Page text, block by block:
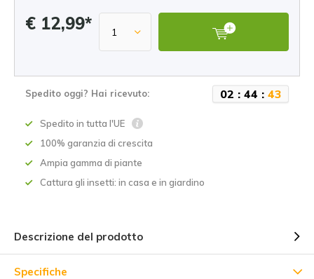
€ 12,99*
Spedito oggi? Hai ricevuto: 02 : 44 : 43
Spedito in tutta l'UE
100% garanzia di crescita
Ampia gamma di piante
Cattura gli insetti: in casa e in giardino
Descrizione del prodotto
Specifiche